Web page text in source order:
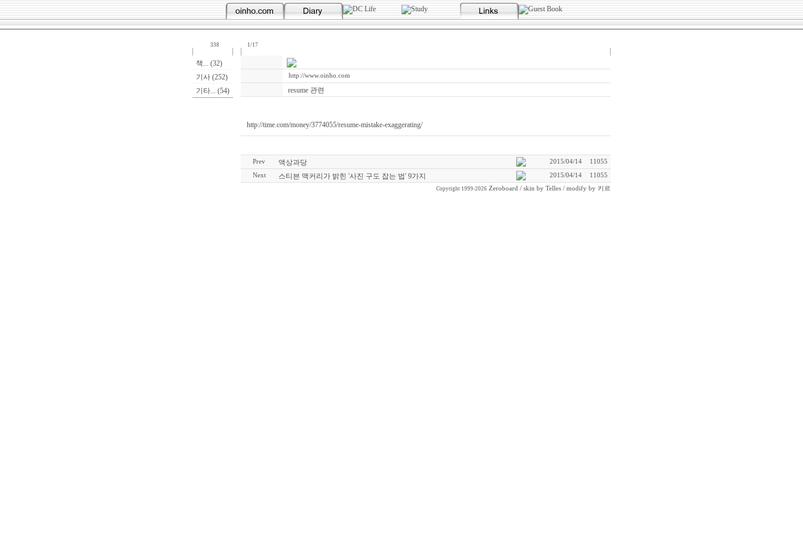
338 1/17
책... (32)
기사 (252)
기타... (54)
http://www.oinho.com
resume 관련
http://time.com/money/3774055/resume-mistake-exaggerating/
Prev 액상과당 2015/04/14 11055
Next 스티븐 맥커리가 밝힌 '사진 구도 잡는 법' 9가지 2015/04/14 11055
Copyright 1999-2026 Zeroboard / skin by Telles / modify by 키르